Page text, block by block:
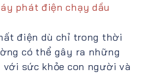
phát điện chạy dầu
điện dù chỉ trong thời
có thể gây ra những
sức khỏe con người và